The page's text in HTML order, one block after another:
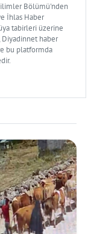
Bölümü'nden
İhlas Haber
tabirleri üzerine
Diyadinnet haber
bu platformda